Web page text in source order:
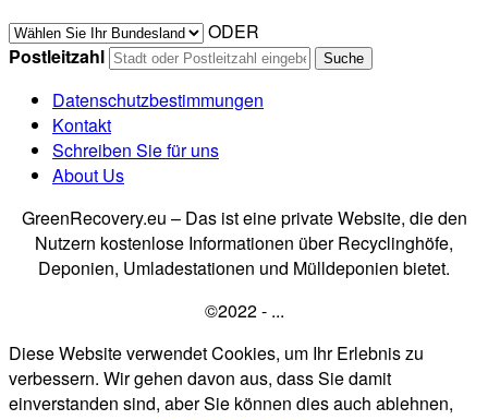
ODER
Postleitzahl
Datenschutzbestimmungen
Kontakt
Schreiben Sie für uns
About Us
GreenRecovery.eu – Das ist eine private Website, die den
Nutzern kostenlose Informationen über Recyclinghöfe,
Deponien, Umladestationen und Mülldeponien bietet.
©2022 - ...
Diese Website verwendet Cookies, um Ihr Erlebnis zu
verbessern. Wir gehen davon aus, dass Sie damit
einverstanden sind, aber Sie können dies auch ablehnen,